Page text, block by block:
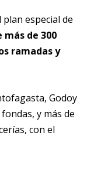
especial de
más de 300
ramadas y
Godoy
y más de
con el